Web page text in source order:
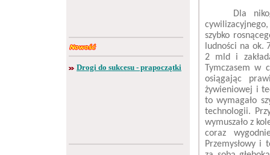
Drogi do sukcesu - prapoczątki
Dla
szybko
ludności na ok.
2 mld i
Tymczasem w
osiągając
żywieniowej i
to wymagało
technologii.
wymuszało z
coraz
Przemysłowy i